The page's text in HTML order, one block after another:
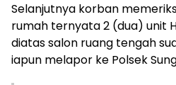
Selanjutnya korban
rumah ternyata 2 (dua) unit
diatas salon ruang tengah
iapun melapor ke Polsek